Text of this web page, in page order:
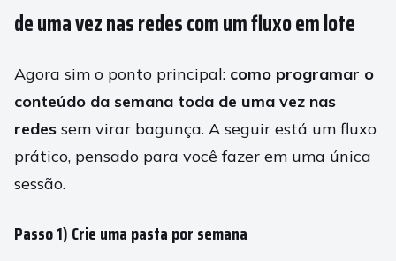
de uma vez nas redes com um fluxo em lote
Agora sim o ponto principal: como programar o
conteúdo da semana toda de uma vez nas
redes sem virar bagunça. A seguir está um fluxo
prático, pensado para você fazer em uma única
sessão.
Passo 1) Crie uma pasta por semana